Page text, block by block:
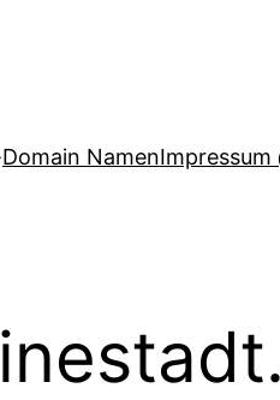
Domain NamenImpressum